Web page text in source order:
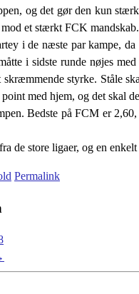
og det gør den kun
et stærkt FCK mandskab.
i de næste par kampe,
i sidste runde nøjes
styrke. Ståle
med hjem, og det skal
Bedste på FCM er
de store ligaer, og en
Permalink